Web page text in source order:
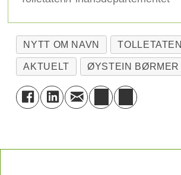
NYTT OM NAVN TOLLETATEN
AKTUELT ØYSTEIN BØRMER